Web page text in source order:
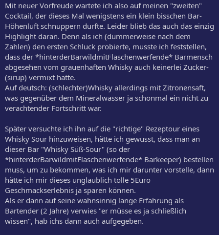
Mit neuer Vorfreude wartete ich also auf meinen "zweiten"
Cocktail, der dieses Mal wenigstens ein klein bisschen Bar-
Höhenluft schnuppern durfte. Leider blieb das auch das einzig
Highlight daran. Denn als ich (dummerweise nach dem
Zahlen) den ersten Schluck probierte, musste ich feststellen,
dass der *hinterderBarwildmitFlaschenwerfende* Barmensch
abgesehen vom grauenhaften Whisky auch keinerlei Zucker-
(sirup) vermixt hatte.
Auf deutsch: (schlechter)Whisky allerdings mit Zitronensaft,
was gegenüber dem Mineralwasser ja schonmal ein nicht zu
verachtender Fortschritt war.
Später versuchte ich ihn auf die "richtige" Rezeptour eines
Whisky Sour hinzuweisen, hätte ich gewusst, dass man an
dieser Bar "Whisky Süß-Sour" (so der
*hinterderBarwildmitFlaschenwerfende* Barkeeper) bestellen
muss, um zu bekommen, was ich mir darunter vorstelle, dann
hätte ich mir dieses unglaublich tolle 5Euro
Geschmackserlebnis ja sparen können.
Als er dann auf seine wahnsinnig lange Erfahrung als
Bartender (2 Jahre) verwies "er müsse es ja schließlich
wissen", hab ichs dann auch aufgegeben.